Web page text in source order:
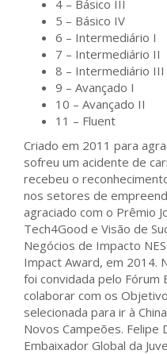
4 – Básico III
5 – Básico IV
6 – Intermediário I
7 – Intermediário II
8 – Intermediário III
9 – Avançado I
10 – Avançado II
11 – Fluent
Criado em 2011 para
sofreu um acidente de
recebeu o
nos setores de
agraciado com o Prêmio
Tech4Good e Visão de
Negócios de Impacto
Impact Award, em 2014.
foi convidada pelo Fórum
colaborar com os
selecionada para ir à
Novos Campeões. Felipe
Embaixador Global da